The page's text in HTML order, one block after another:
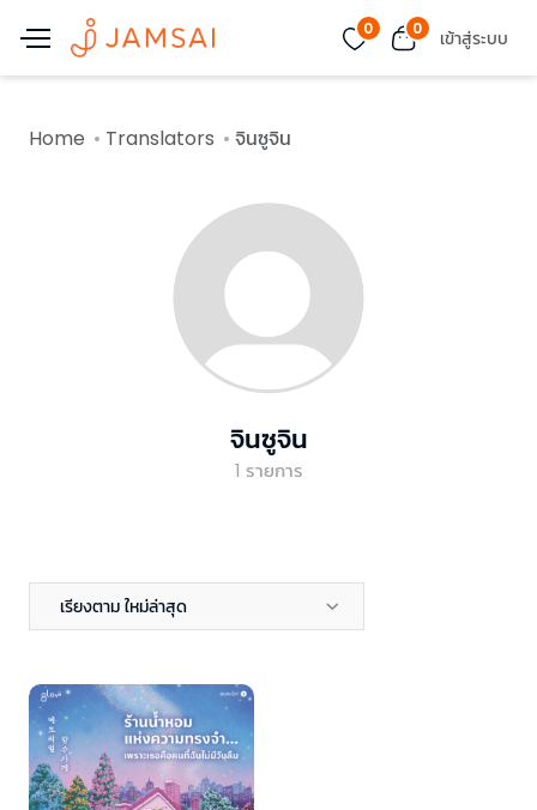
0 0 เข้าสู่ระบบ
Home Translators จินซูจิน
จินซูจิน
1 รายการ
เรียงตาม ใหม่ล่าสุด